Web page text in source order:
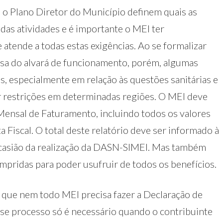
Plano Diretor do Município definem quais as
atividades e é importante o MEI ter
a todas estas exigências. Ao se formalizar
do alvará de funcionamento, porém, algumas
especialmente em relação às questões sanitárias e
em determinadas regiões. O MEI deve
de Faturamento, incluindo todos os valores
Fiscal. O total deste relatório deve ser informado à
da realização da DASN-SIMEI. Mas também
para poder usufruir de todos os benefícios.
nem todo MEI precisa fazer a Declaração de
processo só é necessário quando o contribuinte